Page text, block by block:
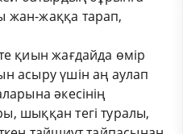
жан-жаққа тарап,
қиын жағдайда өмір
асыру үшін аң аулап
әкесінің
шыққан тегі туралы,